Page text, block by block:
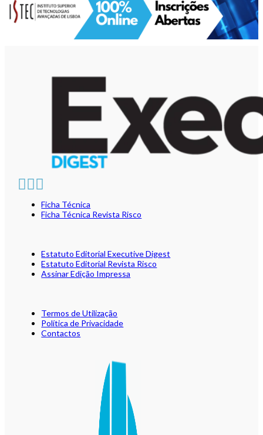
Ficha Técnica
Ficha Técnica Revista Risco
Estatuto Editorial Executive Digest
Estatuto Editorial Revista Risco
Assinar Edição Impressa
Termos de Utilização
Política de Privacidade
Contactos